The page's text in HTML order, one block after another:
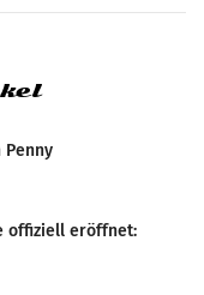
Manipulation und
offiziell eröffnet: